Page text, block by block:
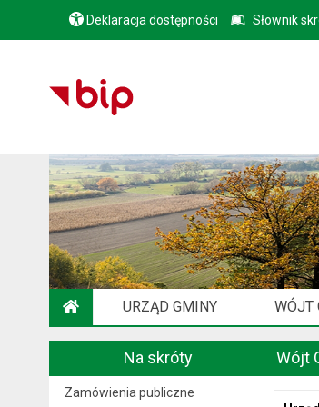
Deklaracja dostępności Słownik
URZĄD GMINY WÓJT
Na skróty
Zamówienia publiczne
Wójt